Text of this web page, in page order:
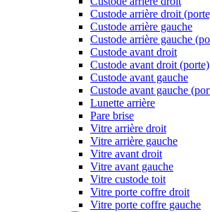
Custode arrière droit
Custode arrière gauche
Custode arrière gauche
Custode avant droit
Custode avant droit (porte)
Custode avant gauche
Custode avant gauche
Lunette arrière
Pare brise
Vitre arrière droit
Vitre arrière gauche
Vitre avant droit
Vitre avant gauche
Vitre custode toit
Vitre porte coffre droit
Vitre porte coffre gauche